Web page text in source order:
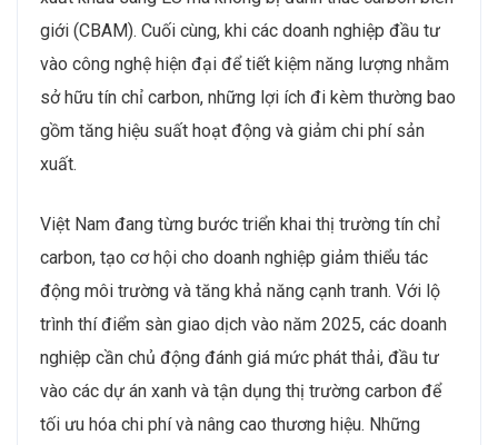
giới (CBAM). Cuối cùng, khi các doanh nghiệp đầu tư
vào công nghệ hiện đại để tiết kiệm năng lượng nhằm
sở hữu tín chỉ carbon, những lợi ích đi kèm thường bao
gồm tăng hiệu suất hoạt động và giảm chi phí sản
xuất.
Việt Nam đang từng bước triển khai thị trường tín chỉ
carbon, tạo cơ hội cho doanh nghiệp giảm thiểu tác
động môi trường và tăng khả năng cạnh tranh. Với lộ
trình thí điểm sàn giao dịch vào năm 2025, các doanh
nghiệp cần chủ động đánh giá mức phát thải, đầu tư
vào các dự án xanh và tận dụng thị trường carbon để
tối ưu hóa chi phí và nâng cao thương hiệu. Những